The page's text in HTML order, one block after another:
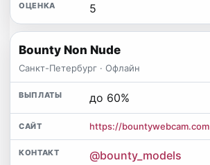
5
Bounty Non Nude
Санкт-Петербург · Офлайн
до 60%
https://bountywebcam.com
@bounty_models